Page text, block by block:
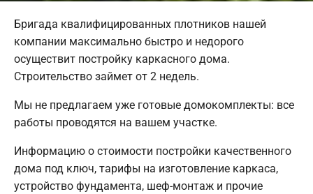
Бригада квалифицированных плотников нашей
компании максимально быстро и недорого
осуществит постройку каркасного дома.
Строительство займет от 2 недель.
Мы не предлагаем уже готовые домокомплекты: все
работы проводятся на вашем участке.
Информацию о стоимости постройки качественного
дома под ключ, тарифы на изготовление каркаса,
устройство фундамента, шеф-монтаж и прочие